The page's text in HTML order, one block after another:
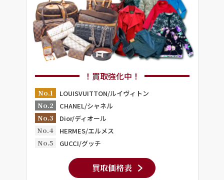
！買取強化中！
No.1
LOUISVUITTON/ルイヴィトン
No.2
CHANEL/シャネル
No.3
Dior/ディオール
No.4
HERMES/エルメス
No.5
GUCCI/グッチ
買取価格表